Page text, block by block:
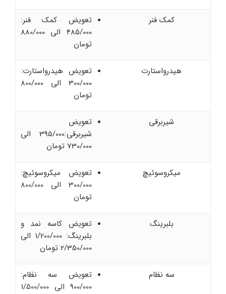
کمک فنر
تعویض کمک فنر:
485/000 الی 880/000
تومان
هیدرواستارت
تعویض هیدرواستارت:
300/000 الی 800/000
تومان
شیربرقی
تعویض
شیربرقی:395/000 الی
730/000 تومان
میکروسوئیچ
تعویض میکروسوئیچ:
300/000 الی 800/000
تومان
بلبرینگ
تعویض کاسه نمد و
بلبرینگ: 1/200/000 الی
2/350/000 تومان
سه نظام
تعویض سه نظام:
900/000 الی 1/500/000